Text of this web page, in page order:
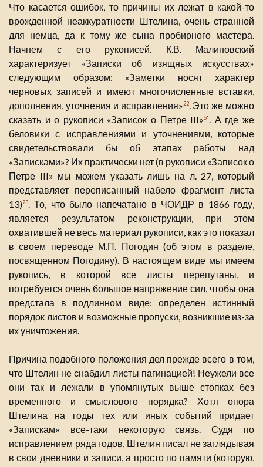
Что касается ошибок, то причины их лежат в какой-то
врожденной неаккуратности Штелина, очень странной
для немца, да к тому же сына пробирного мастера.
Начнем с его рукописей. К.В. Малиновский
характеризует «Записки об изящных искусствах»
следующим образом: «Заметки носят характер
черновых записей и имеют многочисленные вставки,
дополнения, уточнения и исправления»22. Это же можно
сказать и о рукописи «Записок о Петре III»6*. А где же
беловики с исправлениями и уточнениями, которые
свидетельствовали бы об этапах работы над
«Записками»? Их практически нет (в рукописи «Записок о
Петре III» мы можем указать лишь на л. 27, который
представляет переписанный набело фрагмент листа
13)23. То, что было напечатано в ЧОИДР в 1866 году,
является результатом реконструкции, при этом
охватившей не весь материал рукописи, как это показал
в своем переводе М.П. Погодин (об этом в разделе,
посвященном Погодину). В настоящем виде мы имеем
рукопись, в которой все листы перепутаны, и
потребуется очень большое напряжение сил, чтобы она
предстала в подлинном виде: определен истинный
порядок листов и возможные пропуски, возникшие из-за
их уничтожения.
Причина подобного положения дел прежде всего в том,
что Штелин не снабдил листы пагинацией! Неужели все
они так и лежали в упомянутых выше стопках без
временного и смыслового порядка? Хотя опора
Штелина на годы тех или иных событий придает
«Запискам» все-таки некоторую связь. Судя по
исправлением ряда годов, Штелин писал не заглядывая
в свои дневники и записи, а просто по памяти (которую,